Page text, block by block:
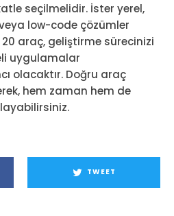
seçilmelidir. İster yerel,
low-code çözümler
20 araç, geliştirme sürecinizi
uygulamalar
olacaktır. Doğru araç
hem zaman hem de
TWEET